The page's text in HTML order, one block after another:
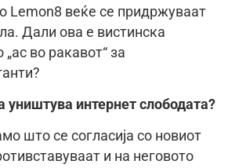
Lemon8 веќе се придржуваат
Дали ова е вистинска
во ракавот“ за
уништува интернет слободата?
што се согласија со новиот
и на неговото